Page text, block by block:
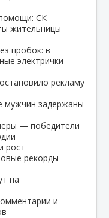
СК
жительницы
пробок: в
электрички
рекламу
мужчин задержаны
— победители
рост
рекорды
на
и